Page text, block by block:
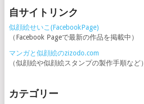
自サイトリンク
似顔絵せいこ(FacebookPage)
（Facebook Pageで最新の作品を掲載中）
マンガと似顔絵のzizodo.com
（似顔絵や似顔絵スタンプの製作手順など）
カテゴリー